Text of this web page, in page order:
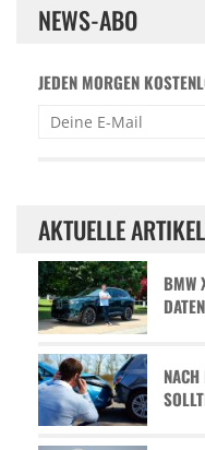
NEWS-ABO
JEDEN MORGEN
AKTUELLE ARTIKEL
BMW
ATEN